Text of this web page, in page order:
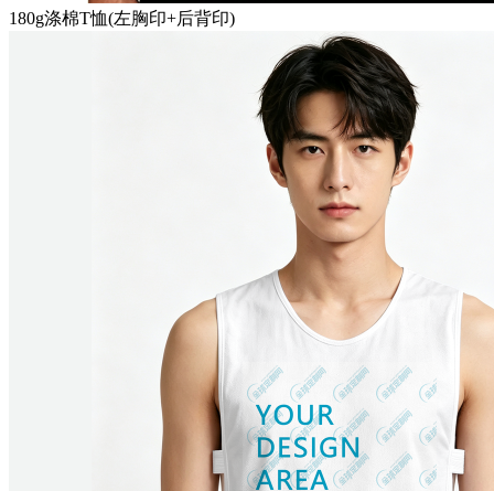
180g涤棉T恤(左胸印+后背印)